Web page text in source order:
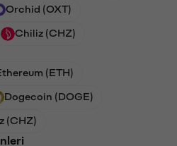
Orchid (OXT)
Chiliz (CHZ)
(ETH)
Dogecoin (DOGE)
(CHZ)